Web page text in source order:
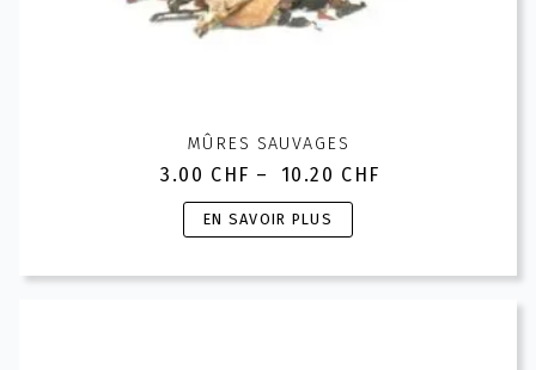
MÛRES SAUVAGES
3.00 CHF – 10.20 CHF
Plage
de
prix :
à
EN SAVOIR PLUS
Ce
produit